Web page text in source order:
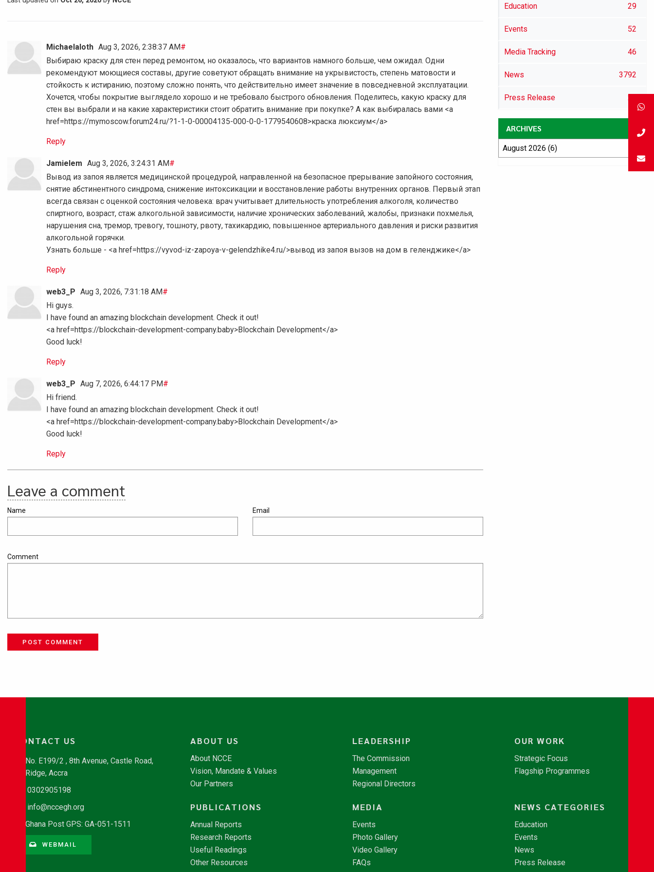
Michaelaloth Aug 3, 2026, 2:38:37 AM#
Выбираю краску для стен перед ремонтом, но оказалось, что вариантов намного больше, чем ожидал. Одни
рекомендуют моющиеся составы, другие советуют обращать внимание на укрывистость, степень матовости и
стойкость к истиранию, поэтому сложно понять, что действительно имеет значение в повседневной эксплуатации.
Хочется, чтобы покрытие выглядело хорошо и не требовало быстрого обновления. Поделитесь, какую краску для
стен вы выбрали и на какие характеристики стоит обратить внимание при покупке? А как выбиралась вами <a
href=https://mymoscow.forum24.ru/?1-1-0-00004135-000-0-0-1779540608>краска люксиум</a>
Reply
Jamielem Aug 3, 2026, 3:24:31 AM#
Вывод из запоя является медицинской процедурой, направленной на безопасное прерывание запойного состояния,
снятие абстинентного синдрома, снижение интоксикации и восстановление работы внутренних органов. Первый этап
всегда связан с оценкой состояния человека: врач учитывает длительность употребления алкоголя, количество
спиртного, возраст, стаж алкогольной зависимости, наличие хронических заболеваний, жалобы, признаки похмелья,
нарушения сна, тремор, тревогу, тошноту, рвоту, тахикардию, повышенное артериального давления и риски развития
алкогольной горячки.
Узнать больше - <a href=https://vyvod-iz-zapoya-v-gelendzhike4.ru/>вывод из запоя вызов на дом в геленджике</a>
Reply
web3_P Aug 3, 2026, 7:31:18 AM#
Hi guys.
I have found an amazing blockchain development. Check it out!
<a href=https://blockchain-development-company.baby>Blockchain Development</a>
Good luck!
Reply
web3_P Aug 7, 2026, 6:44:17 PM#
Hi friend.
I have found an amazing blockchain development. Check it out!
<a href=https://blockchain-development-company.baby>Blockchain Development</a>
Good luck!
Reply
Leave a comment
Name Email
Comment
POST COMMENT
Education 29
Events 52
Media Tracking 46
News 3792
Press Release 29
ARCHIVES
CONTACT US
No. E199/2 , 8th Avenue, Castle Road,
Ridge, Accra
0302905198
info@nccegh.org
Ghana Post GPS: GA-051-1511
WEBMAIL
ABOUT US
About NCCE
Vision, Mandate & Values
Our Partners
LEADERSHIP
The Commission
Management
Regional Directors
OUR WORK
Strategic Focus
Flagship Programmes
PUBLICATIONS
Annual Reports
Research Reports
Useful Readings
Other Resources
MEDIA
Events
Photo Gallery
Video Gallery
FAQs
NEWS CATEGORIES
Education
Events
News
Press Release